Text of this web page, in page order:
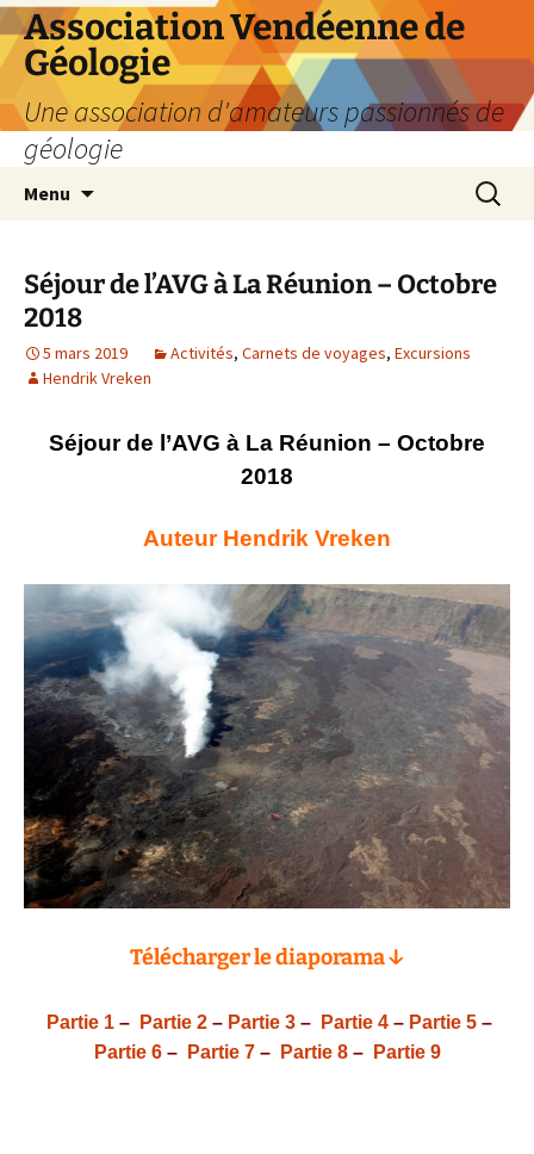
Aller
au
contenu
Association Vendéenne de
Géologie
Une association d'amateurs passionnés de
géologie
Menu
Séjour de l’AVG à La Réunion – Octobre
2018
5 mars 2019 Activités, Carnets de voyages, Excursions
Hendrik Vreken
Séjour de l’AVG à La Réunion – Octobre
2018
Auteur Hendrik Vreken
Télécharger le diaporama ↓
Partie 1 – Partie 2 – Partie 3 – Partie 4 – Partie 5 –
Partie 6– Partie 7– Partie 8– Partie 9